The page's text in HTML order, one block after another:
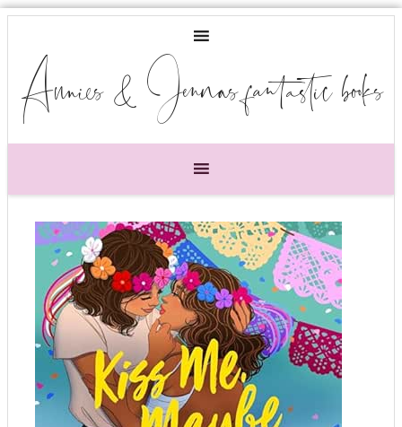
Annies & Jennas fantastic books